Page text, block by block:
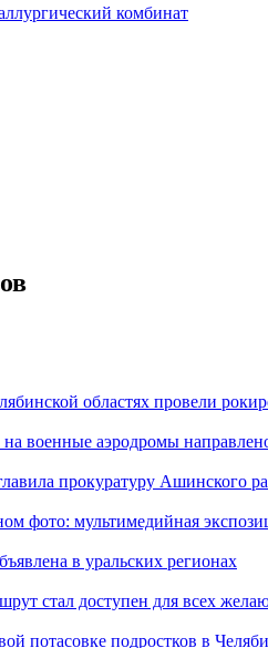
комбинат
областях провели
на военные аэродромы
прокуратуру Ашинского
фото: мультимедийная
в уральских регионах
стал доступен для всех
потасовке подростков в